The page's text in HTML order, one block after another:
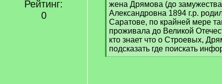
Рейтинг:
0
жена Дрямова (до
Александровна 1894 г.р.
Саратове, по крайней мере
проживала до Великой
кто знает что о Строевых,
подсказать где поискать
[